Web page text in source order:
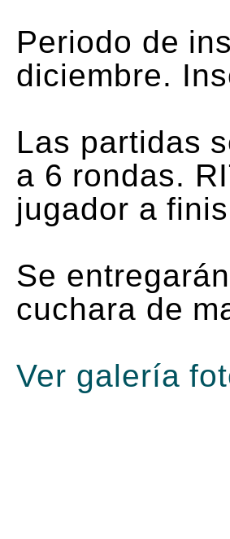
Periodo de
diciembre.
Las partidas
a 6 rondas.
jugador a
Se
cuchara de
Ver galería